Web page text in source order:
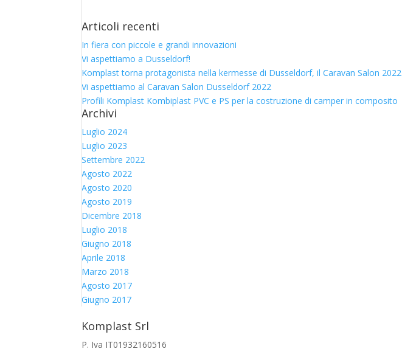
Articoli recenti
In fiera con piccole e grandi innovazioni
Vi aspettiamo a Dusseldorf!
Komplast torna protagonista nella kermesse di Dusseldorf, il Caravan Salon 2022
Vi aspettiamo al Caravan Salon Dusseldorf 2022
Profili Komplast Kombiplast PVC e PS per la costruzione di camper in composito
Archivi
Luglio 2024
Luglio 2023
Settembre 2022
Agosto 2022
Agosto 2020
Agosto 2019
Dicembre 2018
Luglio 2018
Giugno 2018
Aprile 2018
Marzo 2018
Agosto 2017
Giugno 2017
Komplast Srl
P. Iva IT01932160516